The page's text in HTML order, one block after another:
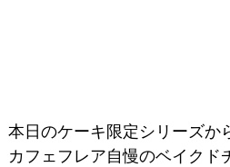
本日のケーキ限定シリーズか
カフェフレア自慢のベイクド